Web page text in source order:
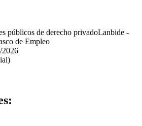
públicos de derecho privadoLanbide -
de Empleo
2026